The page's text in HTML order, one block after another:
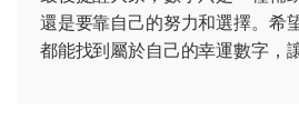
還是要靠自己的努力和選擇。希
都能找到屬於自己的幸運數字，